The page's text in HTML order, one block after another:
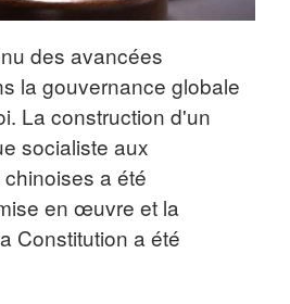
des avancées
la gouvernance globale
La construction d'un
socialiste aux
a été
en œuvre et la
Constitution a été